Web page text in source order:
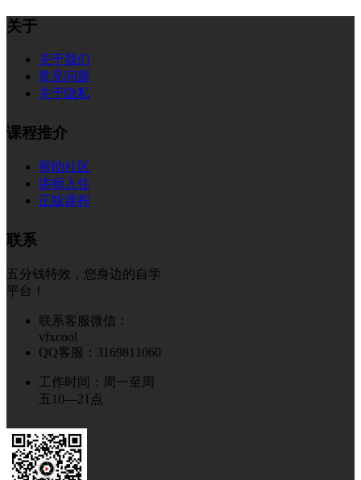
关于
关于我们
常见问题
关于隐私
课程推介
帮助社区
讲师入住
正版课程
联系
五分钱特效，您身边的自学
平台！
联系客服微信：
vfxcool
QQ客服：3169811060
工作时间：周一至周
五10—21点